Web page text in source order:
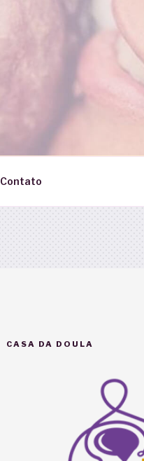
Contato
CASA DA DOULA